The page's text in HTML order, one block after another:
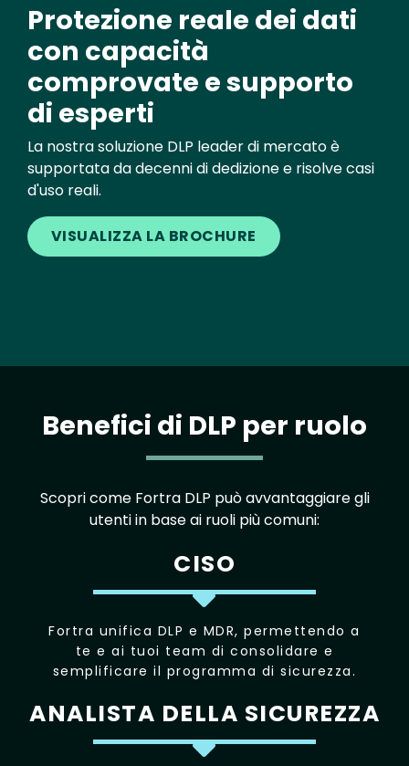
Protezione reale dei dati
con capacità
comprovate e supporto
di esperti
La nostra soluzione DLP leader di mercato è
supportata da decenni di dedizione e risolve casi
d'uso reali.
VISUALIZZA LA BROCHURE
Benefici di DLP per ruolo
Scopri come Fortra DLP può avvantaggiare gli
utenti in base ai ruoli più comuni:
CISO
Fortra unifica DLP e MDR, permettendo a
te e ai tuoi team di consolidare e
semplificare il programma di sicurezza.
ANALISTA DELLA SICUREZZA